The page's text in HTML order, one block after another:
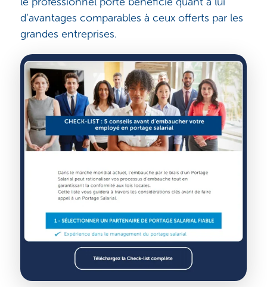
d’avantages comparables à ceux offerts par les
grandes entreprises.